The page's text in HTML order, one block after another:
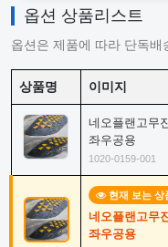
옵션 상품리스트
옵션은 제품에 따라 단독배
상품명 이미지
네오플랜고무
좌우공용
1020-0159-001
현재 보는 상
네오플랜고무
좌우공용